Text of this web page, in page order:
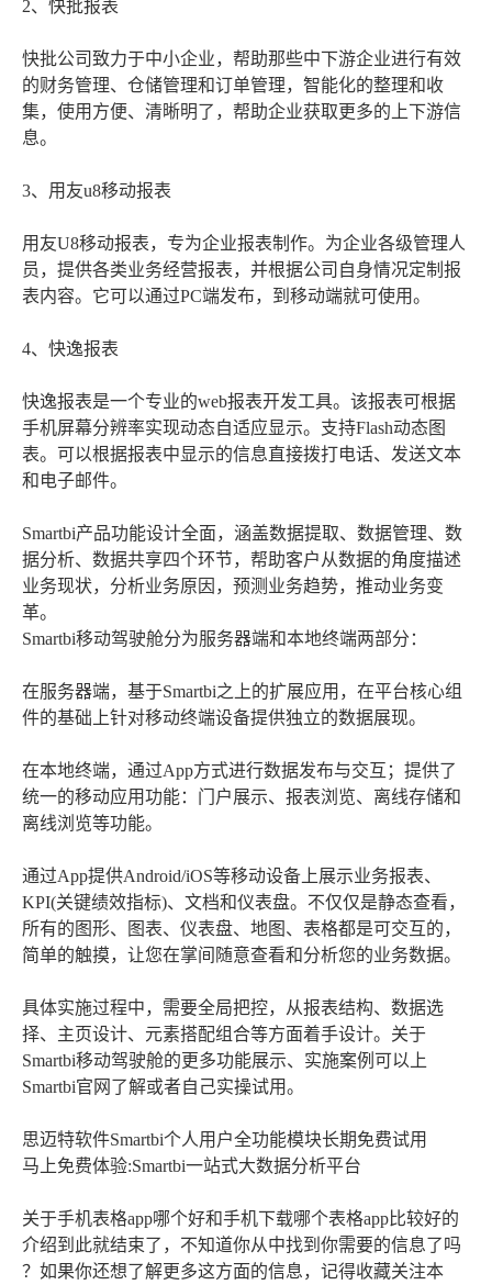
2、快批报表
快批公司致力于中小企业，帮助那些中下游企业进行有效
的财务管理、仓储管理和订单管理，智能化的整理和收
集，使用方便、清晰明了，帮助企业获取更多的上下游信
息。
3、用友u8移动报表
用友U8移动报表，专为企业报表制作。为企业各级管理人
员，提供各类业务经营报表，并根据公司自身情况定制报
表内容。它可以通过PC端发布，到移动端就可使用。
4、快逸报表
快逸报表是一个专业的web报表开发工具。该报表可根据
手机屏幕分辨率实现动态自适应显示。支持Flash动态图
表。可以根据报表中显示的信息直接拨打电话、发送文本
和电子邮件。
Smartbi产品功能设计全面，涵盖数据提取、数据管理、数
据分析、数据共享四个环节，帮助客户从数据的角度描述
业务现状，分析业务原因，预测业务趋势，推动业务变
革。
Smartbi移动驾驶舱分为服务器端和本地终端两部分：
在服务器端，基于Smartbi之上的扩展应用，在平台核心组
件的基础上针对移动终端设备提供独立的数据展现。
在本地终端，通过App方式进行数据发布与交互；提供了
统一的移动应用功能：门户展示、报表浏览、离线存储和
离线浏览等功能。
通过App提供Android/iOS等移动设备上展示业务报表、
KPI(关键绩效指标)、文档和仪表盘。不仅仅是静态查看，
所有的图形、图表、仪表盘、地图、表格都是可交互的，
简单的触摸，让您在掌间随意查看和分析您的业务数据。
具体实施过程中，需要全局把控，从报表结构、数据选
择、主页设计、元素搭配组合等方面着手设计。关于
Smartbi移动驾驶舱的更多功能展示、实施案例可以上
Smartbi官网了解或者自己实操试用。
思迈特软件Smartbi个人用户全功能模块长期免费试用
马上免费体验:Smartbi一站式大数据分析平台
关于手机表格app哪个好和手机下载哪个表格app比较好的
介绍到此就结束了，不知道你从中找到你需要的信息了吗
？如果你还想了解更多这方面的信息，记得收藏关注本